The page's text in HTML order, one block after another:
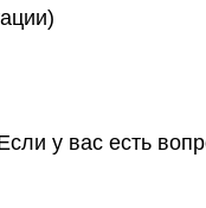
у вас есть